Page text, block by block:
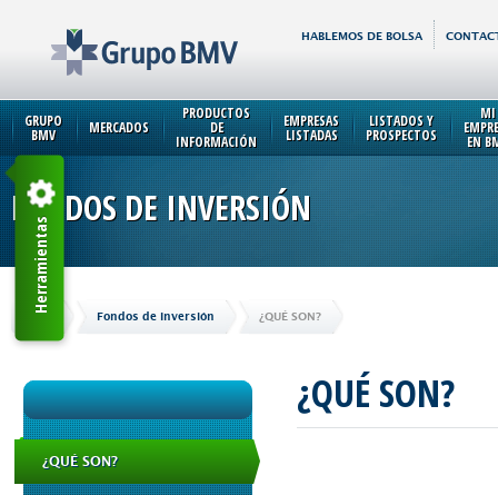
HABLEMOS DE BOLSA
GRUPO
BMV MERCADOS
PRODUCTOS
DE
INFORMACIÓN
EMPRESAS
LISTADAS
LISTADOS Y
PROSPECTOS
MI
EN
FONDOS DE INVERSIÓN
Inicio Fondos de Inversión ¿QUÉ SON?
¿QUÉ SON?
¿QUÉ SON?
Herramientas